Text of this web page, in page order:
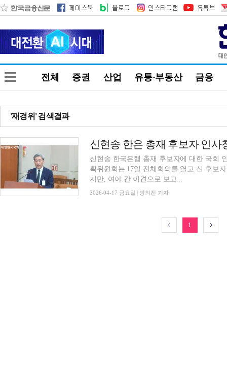
전체 증권 산업 유통·부동산 금융
'재경위' 검색결과
신현송 한은 총재 후보자 인사
신현송 한국은행 총재 후보자에 대한 국회
획위원회는 17일 전체회의를 열고 신 후보
지만, 여야 간 이견으로 보고...
2026-04-17 금요일 | 방의진 기자
1